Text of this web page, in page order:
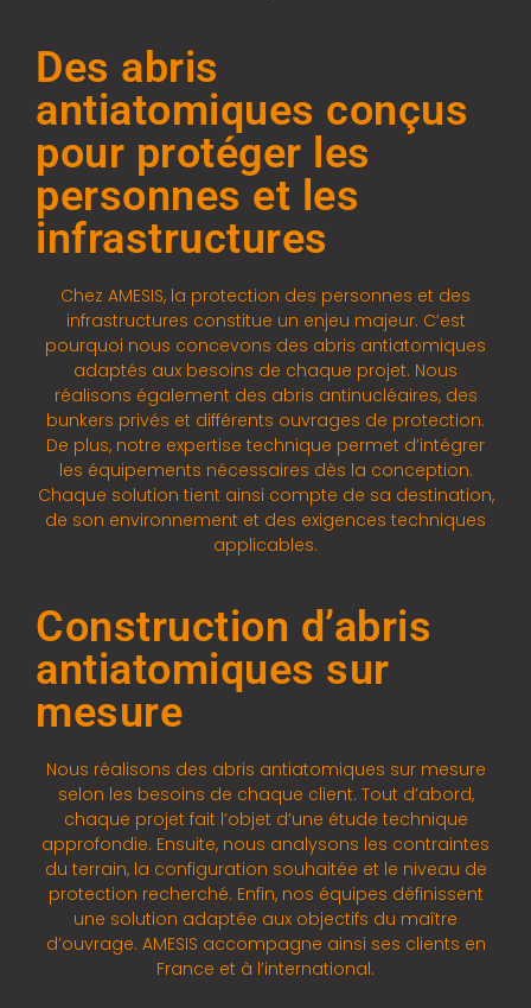
Des abris
antiatomiques conçus
pour protéger les
personnes et les
infrastructures
Chez AMESIS, la protection des personnes et des
infrastructures constitue un enjeu majeur. C’est
pourquoi nous concevons des abris antiatomiques
adaptés aux besoins de chaque projet. Nous
réalisons également des abris antinucléaires, des
bunkers privés et différents ouvrages de protection.
De plus, notre expertise technique permet d’intégrer
les équipements nécessaires dès la conception.
Chaque solution tient ainsi compte de sa destination,
de son environnement et des exigences techniques
applicables.
Construction d’abris
antiatomiques sur
mesure
Nous réalisons des abris antiatomiques sur mesure
selon les besoins de chaque client. Tout d’abord,
chaque projet fait l’objet d’une étude technique
approfondie. Ensuite, nous analysons les contraintes
du terrain, la configuration souhaitée et le niveau de
protection recherché. Enfin, nos équipes définissent
une solution adaptée aux objectifs du maître
d’ouvrage. AMESIS accompagne ainsi ses clients en
France et à l’international.